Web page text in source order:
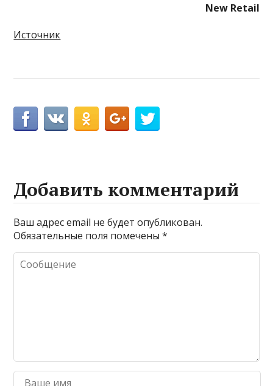
New Retail
Источник
Добавить комментарий
Ваш адрес email не будет опубликован.
Обязательные поля помечены*